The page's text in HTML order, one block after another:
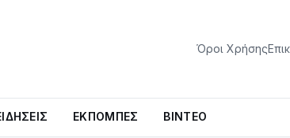
Όροι Χρήσης
ΕΚΠΟΜΠΈΣ ΒΊΝΤΕΟ